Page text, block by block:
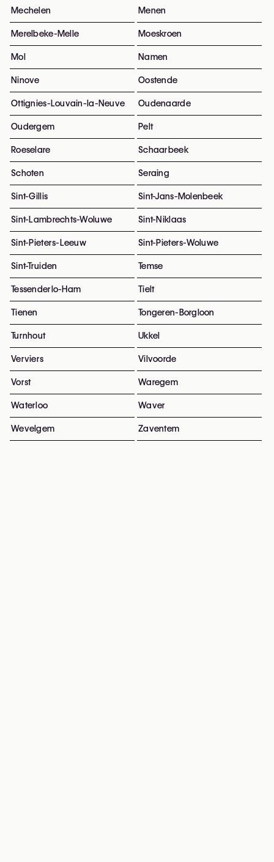
Mechelen Menen
Merelbeke-Melle Moeskroen
Mol Namen
Ninove Oostende
Ottignies-Louvain-la-Neuve Oudenaarde
Oudergem Pelt
Roeselare Schaarbeek
Schoten Seraing
Sint-Gillis Sint-Jans-Molenbeek
Sint-Lambrechts-Woluwe Sint-Niklaas
Sint-Pieters-Leeuw Sint-Pieters-Woluwe
Sint-Truiden Temse
Tessenderlo-Ham Tielt
Tienen Tongeren-Borgloon
Turnhout Ukkel
Verviers Vilvoorde
Vorst Waregem
Waterloo Waver
Wevelgem Zaventem